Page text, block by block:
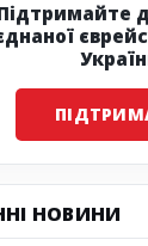
НОВИНИ